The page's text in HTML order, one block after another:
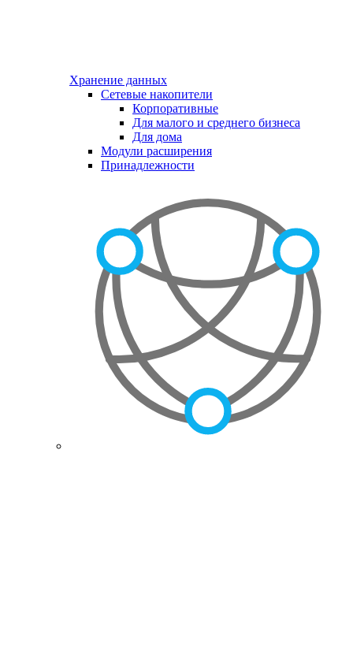
Хранение данных
Сетевые накопители
Корпоративные
Для малого и среднего бизнеса
Для дома
Модули расширения
Принадлежности